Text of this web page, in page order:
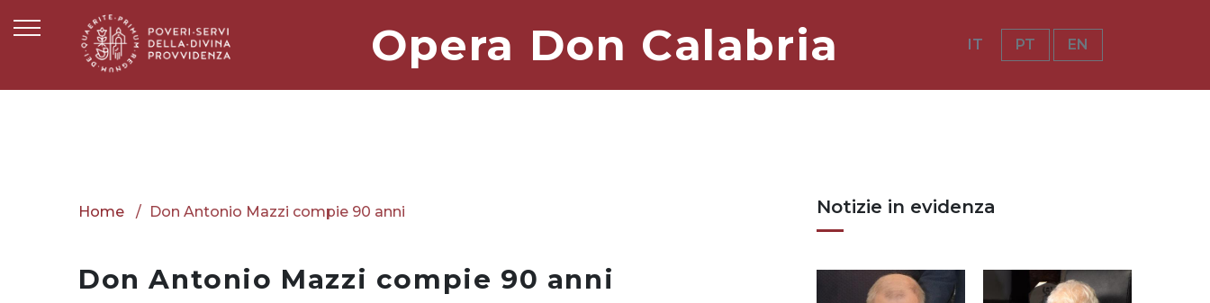
Opera Don Calabria IT PT EN
Home Don Antonio Mazzi compie 90 anni
Don Antonio Mazzi compie 90 anni
Notizie in evidenza